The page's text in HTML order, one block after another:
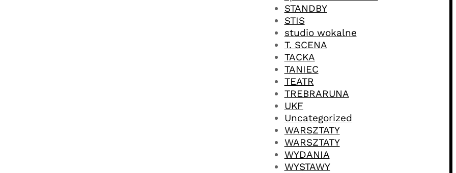
STANDBY
STIS
studio wokalne
T. SCENA
TACKA
TANIEC
TEATR
TREBRARUNA
UKF
Uncategorized
WARSZTATY
WARSZTATY
WYDANIA
WYSTAWY